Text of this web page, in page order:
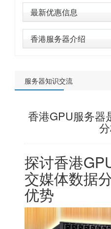
最新优惠信息
香港服务器介绍
服务器知识交流
香港GPU服务器
探讨香港
交媒体数据
优势